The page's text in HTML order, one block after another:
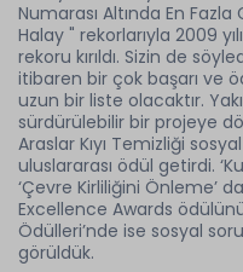
Numarası Altında En
Halay " rekorlarıyla 2009
rekoru kırıldı. Sizin de
itibaren bir çok başarı ve
uzun bir liste olacaktır.
sürdürülebilir bir projeye
Araslar Kıyı Temizliği
uluslararası ödül getirdi.
‘Çevre Kirliliğini Önleme’
Excellence Awards
Ödülleri’nde ise sosyal
görüldük.